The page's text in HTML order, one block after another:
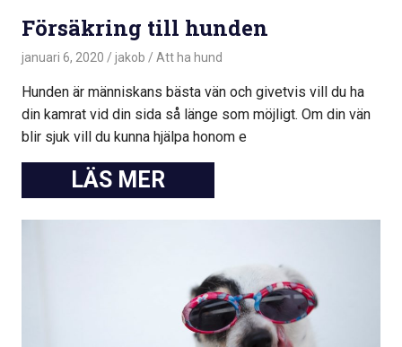
Försäkring till hunden
januari 6, 2020 jakob Att ha hund
Hunden är människans bästa vän och givetvis vill du ha
din kamrat vid din sida så länge som möjligt. Om din vän
blir sjuk vill du kunna hjälpa honom e